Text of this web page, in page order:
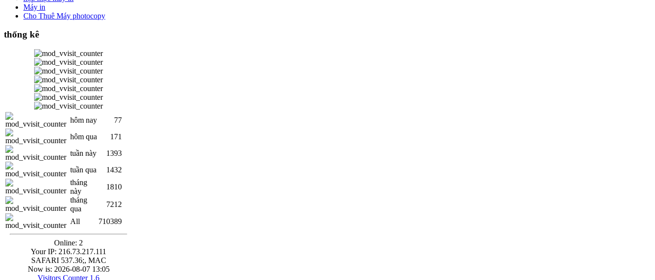
Máy in
Cho Thuê Máy photocopy
thống kê
hôm nay
77
hôm qua
171
tuần này
1393
tuần qua
1432
tháng
này
1810
tháng
qua
7212
All 710389
Online: 2
Your IP: 216.73.217.111
SAFARI 537.36;, MAC
Now is: 2026-08-07 13:05
Visitors Counter 1.6